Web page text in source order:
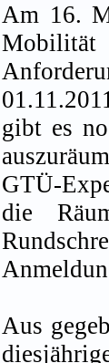
Am 16.
Mobilität
gibt es
GTÜ-
die
Aus